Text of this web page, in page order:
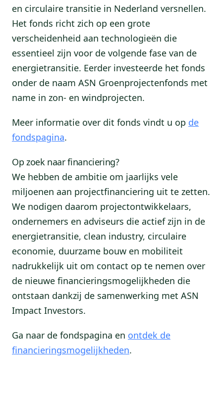
en circulaire transitie in Nederland versnellen.
Het fonds richt zich op een grote
verscheidenheid aan technologieën die
essentieel zijn voor de volgende fase van de
energietransitie. Eerder investeerde het fonds
onder de naam ASN Groenprojectenfonds met
name in zon- en windprojecten.
Meer informatie over dit fonds vindt u op de
fondspagina.
Op zoek naar financiering?
We hebben de ambitie om jaarlijks vele
miljoenen aan projectfinanciering uit te zetten.
We nodigen daarom projectontwikkelaars,
ondernemers en adviseurs die actief zijn in de
energietransitie, clean industry, circulaire
economie, duurzame bouw en mobiliteit
nadrukkelijk uit om contact op te nemen over
de nieuwe financieringsmogelijkheden die
ontstaan dankzij de samenwerking met ASN
Impact Investors.
Ga naar de fondspagina en ontdek de
financieringsmogelijkheden.